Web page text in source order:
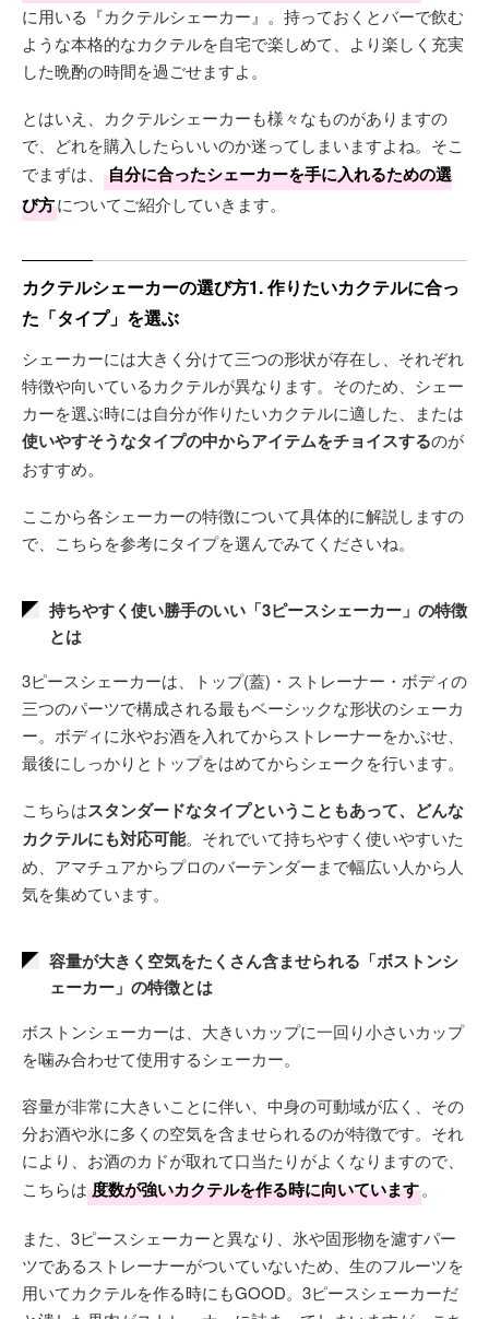
に用いる『カクテルシェーカー』。持っておくとバーで飲む
ような本格的なカクテルを自宅で楽しめて、より楽しく充実
した晩酌の時間を過ごせますよ。
とはいえ、カクテルシェーカーも様々なものがありますの
で、どれを購入したらいいのか迷ってしまいますよね。そこ
でまずは、
自分に合ったシェーカーを手に入れるための選
び方についてご紹介していきます。
カクテルシェーカーの選び方1. 作りたいカクテルに合っ
た「タイプ」を選ぶ
シェーカーには大きく分けて三つの形状が存在し、それぞれ
特徴や向いているカクテルが異なります。そのため、シェー
カーを選ぶ時には自分が作りたいカクテルに適した、または
使いやすそうなタイプの中からアイテムをチョイスするのが
おすすめ。
ここから各シェーカーの特徴について具体的に解説しますの
で、こちらを参考にタイプを選んでみてくださいね。
持ちやすく使い勝手のいい「3ピースシェーカー」の特徴
とは
3ピースシェーカーは、トップ(蓋)・ストレーナー・ボディの
三つのパーツで構成される最もベーシックな形状のシェーカ
ー。ボディに氷やお酒を入れてからストレーナーをかぶせ、
最後にしっかりとトップをはめてからシェークを行います。
こちらはスタンダードなタイプということもあって、どんな
カクテルにも対応可能。それでいて持ちやすく使いやすいた
め、アマチュアからプロのバーテンダーまで幅広い人から人
気を集めています。
容量が大きく空気をたくさん含ませられる「ボストンシ
ェーカー」の特徴とは
ボストンシェーカーは、大きいカップに一回り小さいカップ
を噛み合わせて使用するシェーカー。
容量が非常に大きいことに伴い、中身の可動域が広く、その
分お酒や氷に多くの空気を含ませられるのが特徴です。それ
により、お酒のカドが取れて口当たりがよくなりますので、
こちらは 度数が強いカクテルを作る時に向いています。
また、3ピースシェーカーと異なり、氷や固形物を濾すパー
ツであるストレーナーがついていないため、生のフルーツを
用いてカクテルを作る時にもGOOD。3ピースシェーカーだ